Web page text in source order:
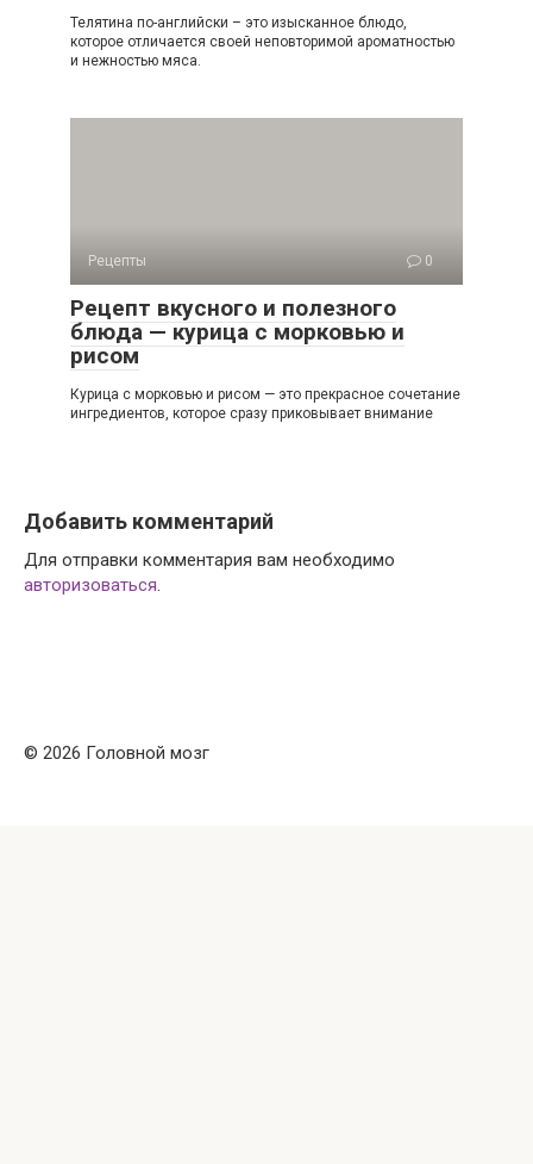
Телятина по-английски – это изысканное блюдо,
которое отличается своей неповторимой ароматностью
и нежностью мяса.
Рецепты 0
Рецепт вкусного и полезного
блюда — курица с морковью и
рисом
Курица с морковью и рисом — это прекрасное сочетание
ингредиентов, которое сразу приковывает внимание
Добавить комментарий
Для отправки комментария вам необходимо
авторизоваться.
© 2026 Головной мозг